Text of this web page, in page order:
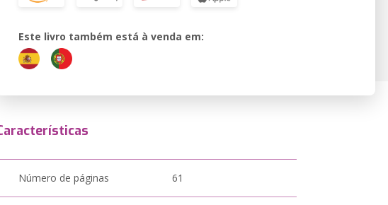
Este livro também está à venda em:
Número de páginas 61